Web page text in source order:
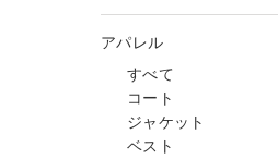
アパレル
すべて
コート
ジャケット
ベスト